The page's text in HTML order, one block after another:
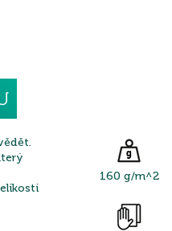
160 g/m^2